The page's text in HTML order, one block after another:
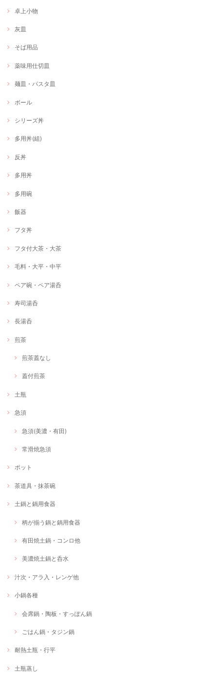
卓上小物
灰皿
そば用品
薬味用仕切皿
麺皿・パスタ皿
ボール
シリーズ丼
多用丼(組)
反丼
多用丼
多用碗
飯器
フタ丼
フタ付大茶・大茶
毛料・大平・中平
ペア碗・ペア湯呑
寿司湯呑
長湯呑
煎茶
煎茶蓋なし
蓋付煎茶
土瓶
急須
急須(美濃・有田)
常滑焼急須
ポット
茶道具・抹茶碗
土鍋と鍋用食器
柄が揃う鍋と鍋用食器
有田焼土鍋・コンロ他
美濃焼土鍋と呑水
汁次・アラ入・レンゲ他
小鍋各種
会席鍋・陶板・すっぽん鍋
ごはん鍋・タジン鍋
耐熱土瓶・行平
土瓶蒸し